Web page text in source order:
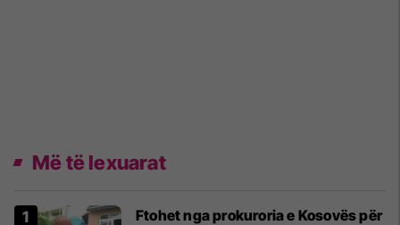
Më të lexuarat
Ftohet nga prokuroria e Kosovës për